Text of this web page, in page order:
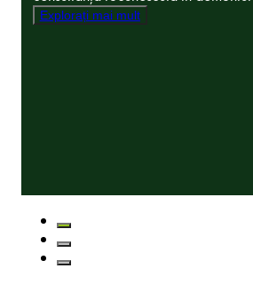
Explorați mai mult